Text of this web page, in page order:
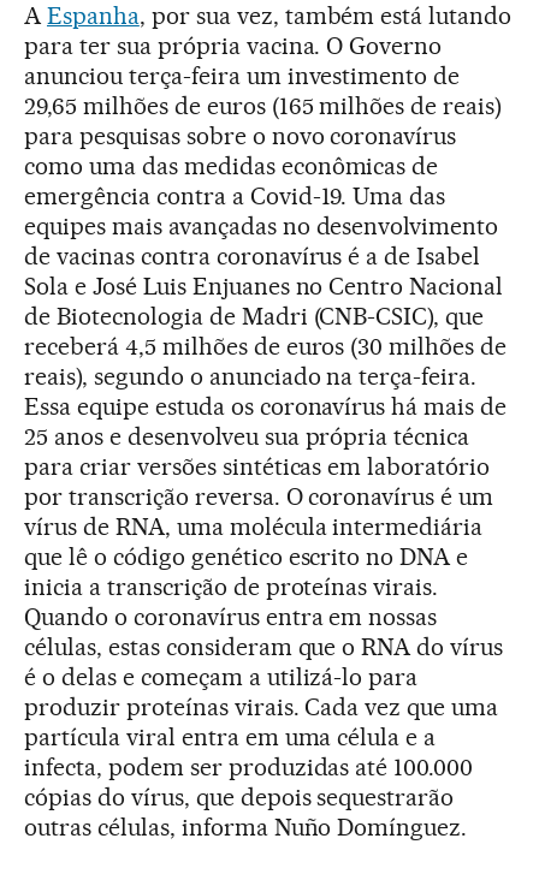
AEspanha, por sua vez, também está lutando
para ter sua própria vacina. O Governo
anunciou terça-feira um investimento de
29,65 milhões de euros (165 milhões de reais)
para pesquisas sobre o novo coronavírus
como uma das medidas econômicas de
emergência contra a Covid-19. Uma das
equipes mais avançadas no desenvolvimento
de vacinas contra coronavírus é a de Isabel
Sola e José Luis Enjuanes no Centro Nacional
de Biotecnologia de Madri (CNB-CSIC), que
receberá 4,5 milhões de euros (30 milhões de
reais), segundo o anunciado na terça-feira.
Essa equipe estuda os coronavírus há mais de
25 anos e desenvolveu sua própria técnica
para criar versões sintéticas em laboratório
por transcrição reversa. O coronavírus é um
vírus de RNA, uma molécula intermediária
que lê o código genético escrito no DNA e
inicia a transcrição de proteínas virais.
Quando o coronavírus entra em nossas
células, estas consideram que o RNA do vírus
é o delas e começam a utilizá-lo para
produzir proteínas virais. Cada vez que uma
partícula viral entra em uma célula e a
infecta, podem ser produzidas até 100.000
cópias do vírus, que depois sequestrarão
outras células, informa Nuño Domínguez.